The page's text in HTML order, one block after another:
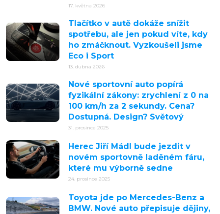
17. května 2026
Tlačítko v autě dokáže snížit
spotřebu, ale jen pokud víte, kdy
ho zmáčknout. Vyzkoušeli jsme
Eco i Sport
13. dubna 2026
Nové sportovní auto popírá
fyzikální zákony: zrychlení z 0 na
100 km/h za 2 sekundy. Cena?
Dostupná. Design? Světový
31. prosince 2025
Herec Jiří Mádl bude jezdit v
novém sportovně laděném fáru,
které mu výborně sedne
24. prosince 2025
Toyota jde po Mercedes-Benz a
BMW. Nové auto přepisuje dějiny,